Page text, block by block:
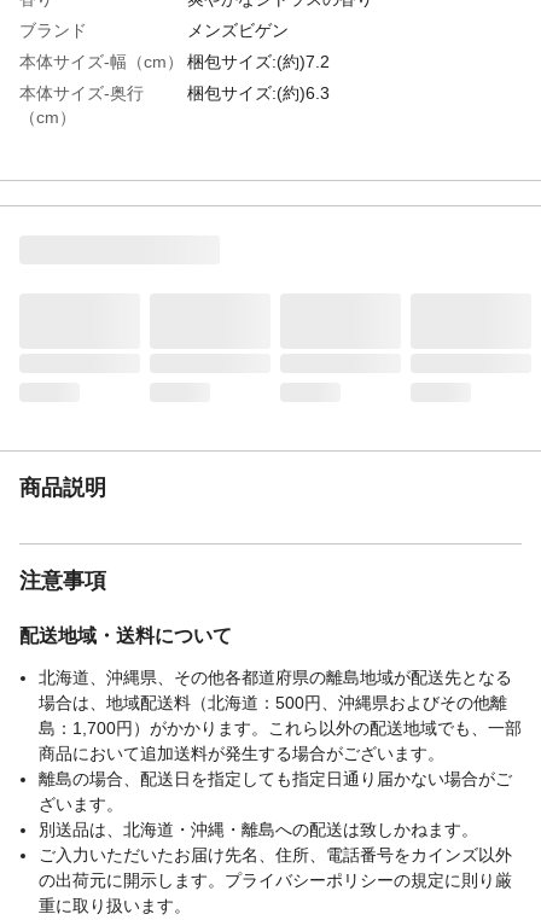
ブランド
メンズビゲン
本体サイズ-幅（cm）
梱包サイズ:(約)7.2
本体サイズ-奥行
（cm）
梱包サイズ:(約)6.3
特徴
●使い方簡単!ワンプッシュ ●ムラなく自然
エタノール、パラアミノフェノール、パラ
付属品／セット内容
ブラシ、手袋
使用方法
1.クリームをブラシに出します/プッシュレ
バーをしっかり押し、ブラシにクリームを
出します 2.髪にぬります/乾いた髪に、白
髪が目立つ部分からぬり、髪全体にムラな
くなじませます。5分放置 3.洗い流します/
ます
使用上の注意
●ヘアカラーでかぶれたことのある方は絶対
に使用しないでください。●ヘアカラーはア
商品説明
注意事項
配送地域・送料について
北海道、沖縄県、その他各都道府県の離島地域が配送先となる
場合は、地域配送料（北海道：500円、沖縄県およびその他離
島：1,700円）がかかります。これら以外の配送地域でも、一部
商品において追加送料が発生する場合がございます。
離島の場合、配送日を指定しても指定日通り届かない場合がご
ざいます。
別送品は、北海道・沖縄・離島への配送は致しかねます。
ご入力いただいたお届け先名、住所、電話番号をカインズ以外
の出荷元に開示します。プライバシーポリシーの規定に則り厳
重に取り扱います。